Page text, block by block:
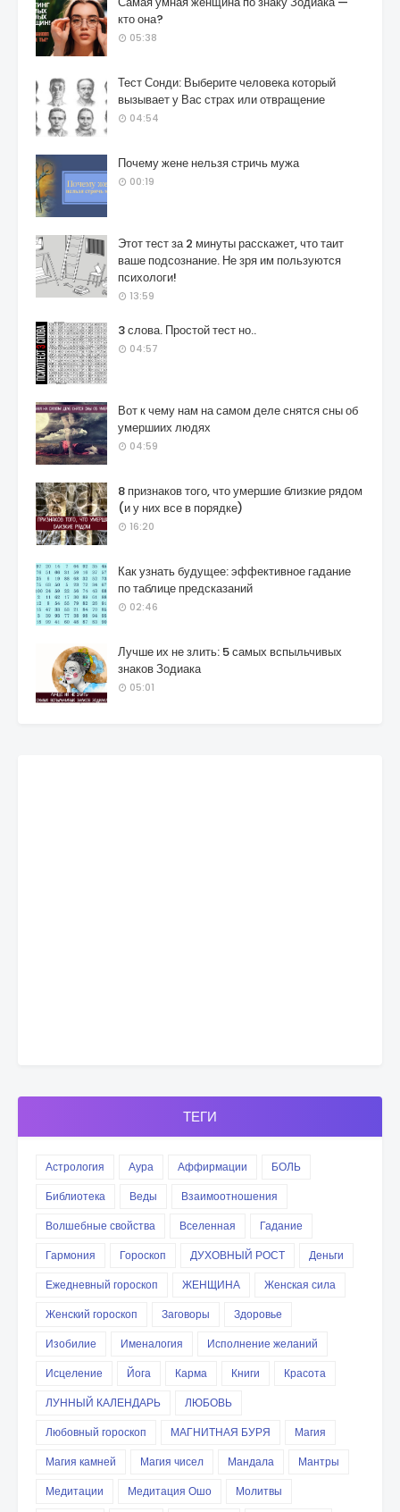
кто она?
05:38
Тест Сонди: Выберите человека который
вызывает у Вас страх или отвращение
04:54
Почему жене нельзя стричь мужа
00:19
Этот тест за 2 минуты расскажет, что таит
ваше подсознание. Не зря им пользуются
психологи!
13:59
3 слова. Простой тест но..
04:57
Вот к чему нам на самом деле снятся сны об
умершиих людях
04:59
8 признаков того, что умершие близкие рядом
(и у них все в порядке)
16:20
Как узнать будущее: эффективное гадание
по таблице предсказаний
02:46
Лучше их не злить: 5 самых вспыльчивых
знаков Зодиака
05:01
ТЕГИ
Астрология Аура Аффирмации
БОЛЬ
Библиотека
Веды
Взаимоотношения
Волшебные свойства
Вселенная
Гадание
Гармония
Гороскоп ДУХОВНЫЙ РОСТ
Деньги
Ежедневный гороскоп
ЖЕНЩИНА
Женская сила
Женский гороскоп
Заговоры
Здоровье
Изобилие
Именалогия
Исполнение желаний
Исцеление
Йога Карма Книги
Красота
ЛУННЫЙ КАЛЕНДАРЬ
ЛЮБОВЬ
Любовный гороскоп
МАГНИТНАЯ БУРЯ
Магия
Магия камней
Магия чисел Мандала
Мантры
Медитации
Медитация Ошо
Молитвы